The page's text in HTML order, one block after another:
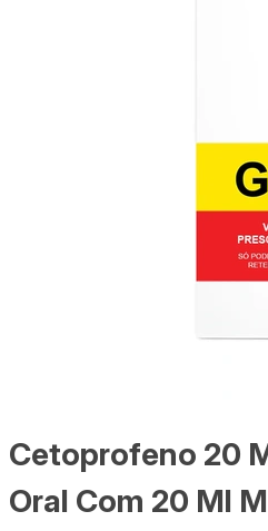
Cetoprofeno 20
Oral Com 20 Ml